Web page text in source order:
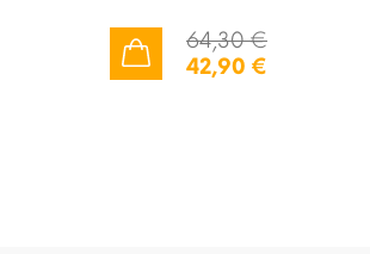
64,30 €
42,90 €